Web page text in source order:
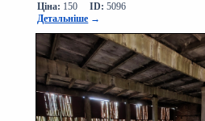
Ціна: 150 ID: 5096
Детальніше →